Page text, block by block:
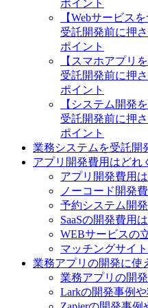
ポイント
【Webサービス
受託開発前に押
ポイント
【スマホアプリ
受託開発前に押
ポイント
【システム開発
受託開発前に押
ポイント
業務システムを受託開
アプリ開発費用はどれ
アプリ開発費用
ノーコード開発
予約システム開
SaaSの開発費用
WEBサービスの
マッチングサイ
業務アプリの開発に使
業務アプリの開
Larkの開発事例